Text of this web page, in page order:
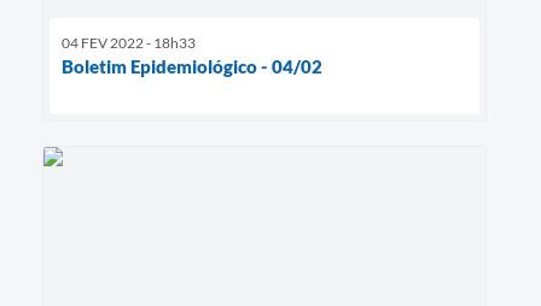
04 FEV 2022 - 18h33
Boletim Epidemiológico - 04/02